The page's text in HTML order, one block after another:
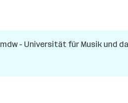
mdw - Universität für Musik und